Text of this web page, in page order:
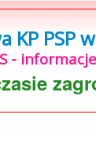
PSP
- informacje